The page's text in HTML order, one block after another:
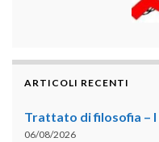
ARTICOLI RECENTI
Trattato di filosofia – I
06/08/2026